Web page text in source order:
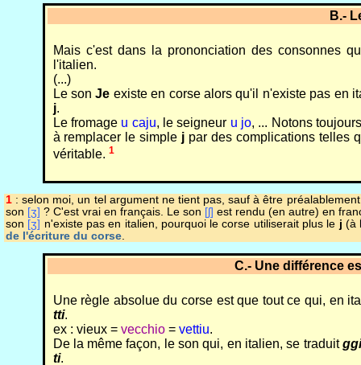
B.-
Mais c'est dans la prononciation des consonnes
l'italien.
(...)
Le sonJe existe en corse alors qu'il n'existe pas en
j.
Le fromage u caju, le seigneur u jo, ... Notons
à remplacer le simple j par des complications telles
véritable. 1
1 : selon moi, un tel argument ne tient pas, sauf à être
son [ʒ] ? C'est vrai en français. Le son [ʃ] est rendu (en autre) en
son [ʒ] n'existe pas en italien, pourquoi le corse utiliserait plus le j (à
de l'écriture du corse.
C.- Une différence
Une règle absolue du corse est que tout ce qui, en
tti.
ex : vieux = vecchio= vettiu.
De la même façon, le son qui, en italien, se traduit
ti.